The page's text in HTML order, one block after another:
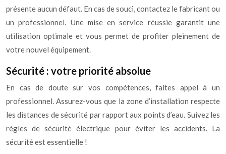
présente aucun défaut. En cas de souci, contactez le fabricant ou
un professionnel. Une mise en service réussie garantit une
utilisation optimale et vous permet de profiter pleinement de
votre nouvel équipement.
Sécurité : votre priorité absolue
En cas de doute sur vos compétences, faites appel à un
professionnel. Assurez-vous que la zone d’installation respecte
les distances de sécurité par rapport aux points d’eau. Suivez les
règles de sécurité électrique pour éviter les accidents. La
sécurité est essentielle !